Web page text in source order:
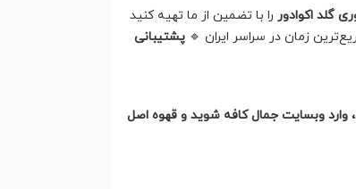
گلد اکوادور را با تضمین از ما تهیه کنید
زمان در سراسر ایران 🔹 پشتیبانی
وارد وبسایت جمال کافه شوید و قهوه اصل